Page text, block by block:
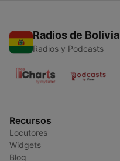
Radios de Bolivia
Radios y Podcasts
Recursos
Locutores
Widgets
Blog